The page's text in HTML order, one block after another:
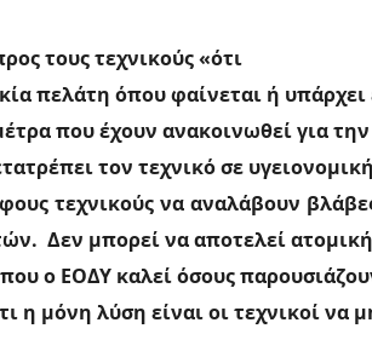
τους τεχνικούς «ότι
πελάτη όπου φαίνεται ή υπάρχει
που έχουν ανακοινωθεί για
τον τεχνικό σε
τεχνικούς να αναλάβουν
Δεν μπορεί να αποτελεί
ο ΕΟΔΥ καλεί όσους
η μόνη λύση είναι οι τεχνικοί να